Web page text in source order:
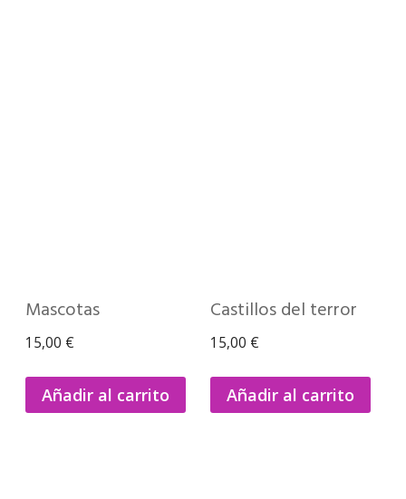
Mascotas
15,00 €
Añadir al carrito
Castillos del terror
15,00 €
Añadir al carrito